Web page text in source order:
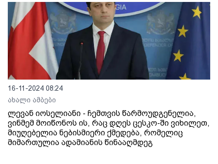
16-11-2024 08:24
ახალი ამბები
ლევან იოსელიანი - ჩემთვის წარმოუდგენელია,
ვინმემ მოიწონოს ის, რაც დღეს ცესკო-ში ვიხილეთ,
მიუღებელია ნებისმიერი ქმედება, რომელიც
მიმართულია ადამიანის წინააღმდეგ